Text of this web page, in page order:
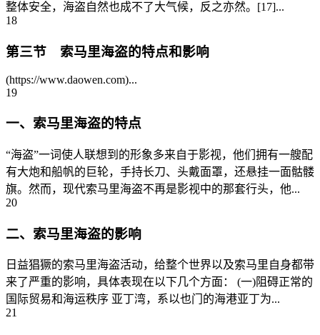
整体安全，海盗自然也成不了大气候，反之亦然。[17]...
18
第三节 索马里海盗的特点和影响
(https://www.daowen.com)...
19
一、索马里海盗的特点
“海盗”一词使人联想到的形象多来自于影视，他们拥有一艘配
有大炮和船帆的巨轮，手持长刀、头戴面罩，还悬挂一面骷髅
旗。然而，现代索马里海盗不再是影视中的那套行头，他...
20
二、索马里海盗的影响
日益猖獗的索马里海盗活动，给整个世界以及索马里自身都带
来了严重的影响，具体表现在以下几个方面： (一)阻碍正常的
国际贸易和海运秩序 亚丁湾，系以也门的海港亚丁为...
21